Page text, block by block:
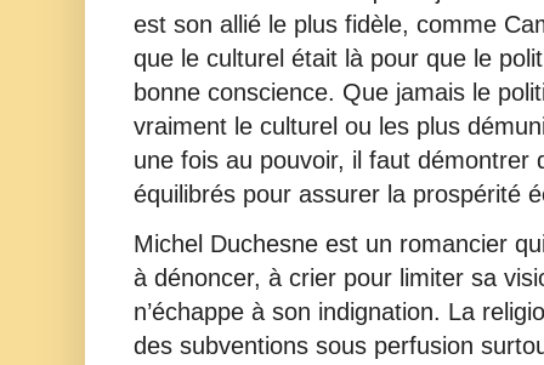
est son allié le plus fidèle, comme
que le culturel était là pour que le
bonne conscience. Que jamais le
vraiment le culturel ou les plus
une fois au pouvoir, il faut démontrer
équilibrés pour assurer la prospérité
Michel Duchesne est un romancier
à dénoncer, à crier pour limiter sa
n’échappe à son indignation. La
des subventions sous perfusion